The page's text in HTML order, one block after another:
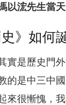
以浤先生當
》如何
實是歷史門
的是中三中
來很慚愧，